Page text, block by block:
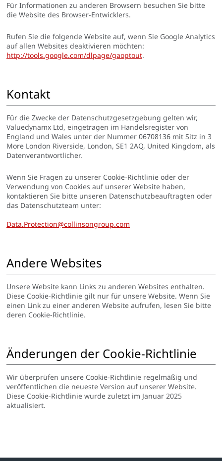
Für Informationen zu anderen Browsern besuchen Sie bitte
die Website des Browser-Entwicklers.
Rufen Sie die folgende Website auf, wenn Sie Google Analytics
auf allen Websites deaktivieren möchten:
http://tools.google.com/dlpage/gaoptout.
Kontakt
Für die Zwecke der Datenschutzgesetzgebung gelten wir,
Valuedynamx Ltd, eingetragen im Handelsregister von
England und Wales unter der Nummer 06708136 mit Sitz in 3
More London Riverside, London, SE1 2AQ, United Kingdom, als
Datenverantwortlicher.
Wenn Sie Fragen zu unserer Cookie-Richtlinie oder der
Verwendung von Cookies auf unserer Website haben,
kontaktieren Sie bitte unseren Datenschutzbeauftragten oder
das Datenschutzteam unter:
Data.Protection@collinsongroup.com
Andere Websites
Unsere Website kann Links zu anderen Websites enthalten.
Diese Cookie-Richtlinie gilt nur für unsere Website. Wenn Sie
einen Link zu einer anderen Website aufrufen, lesen Sie bitte
deren Cookie-Richtlinie.
Änderungen der Cookie-Richtlinie
Wir überprüfen unsere Cookie-Richtlinie regelmäßig und
veröffentlichen die neueste Version auf unserer Website.
Diese Cookie-Richtlinie wurde zuletzt im Januar 2025
aktualisiert.